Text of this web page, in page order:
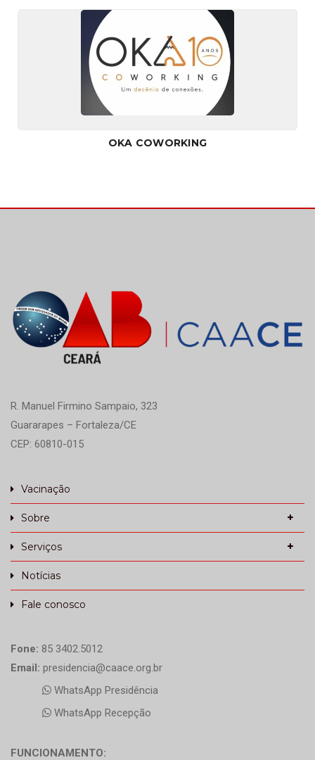
OKA COWORKING
R. Manuel Firmino Sampaio, 323
Guararapes – Fortaleza/CE
CEP: 60810-015
Vacinação
Sobre
Serviços
Notícias
Fale conosco
Fone: 85 3402.5012
Email: presidencia@caace.org.br
WhatsApp Presidência
WhatsApp Recepção
FUNCIONAMENTO: